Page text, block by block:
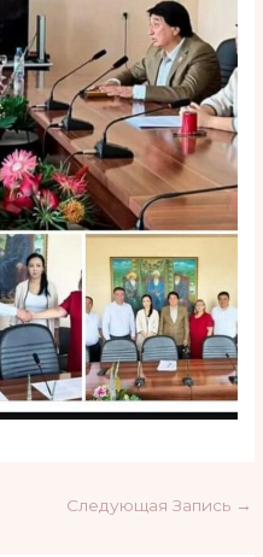
Следующая Запись →